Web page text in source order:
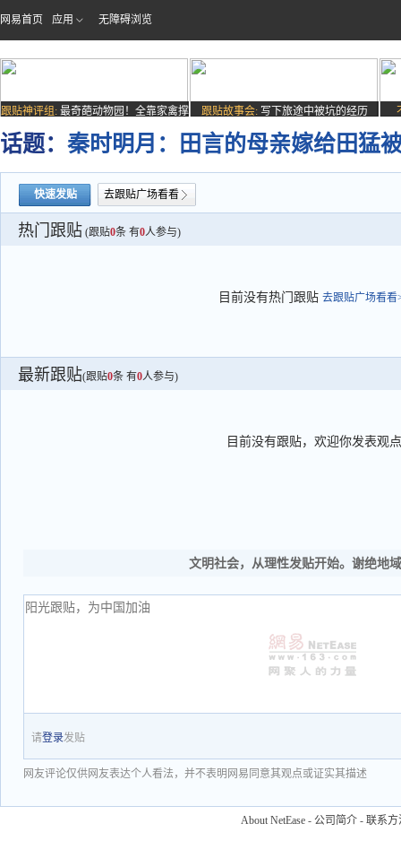
网易首页 应用 无障碍浏览
跟贴神评组: 最奇葩动物园！全靠家禽撑
场子
跟贴故事会: 写下旅途中被坑的经历
话题： 秦时明月：田言的母亲嫁给田猛
快速发贴 去跟贴广场看看
热门跟贴 (跟贴0条 有0人参与)
目前没有热门跟贴 去跟贴广场看看
最新跟贴(跟贴0条 有0人参与)
目前没有跟贴，欢迎你发表观点
文明社会，从理性发贴开始。谢绝地
请登录发贴
网友评论仅供网友表达个人看法，并不表明网易同意其观点或证实其描述
About NetEase - 公司简介 - 联系方